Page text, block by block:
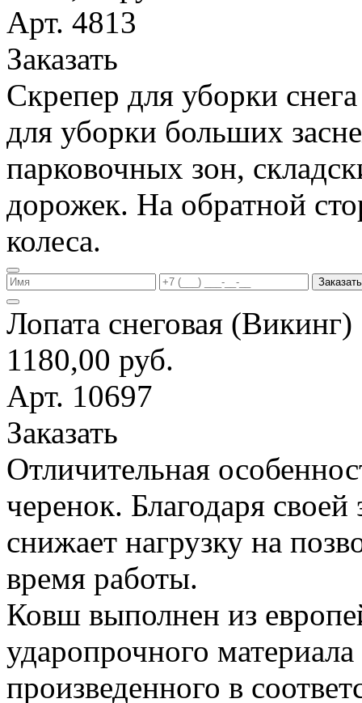
Арт. 4813
Заказать
Скрепер для уборки
для уборки больших
парковочных зон,
дорожек. На обратной
колеса.
Заказать
Лопата снеговая
1180,00 руб.
Арт. 10697
Заказать
Отличительная
черенок. Благодаря
снижает нагрузку на
время работы.
Ковш выполнен из
ударопрочного
произведенного в